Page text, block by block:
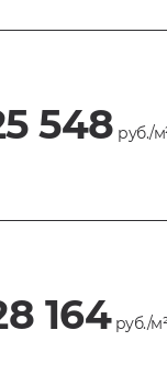
548 руб./
164руб./м²